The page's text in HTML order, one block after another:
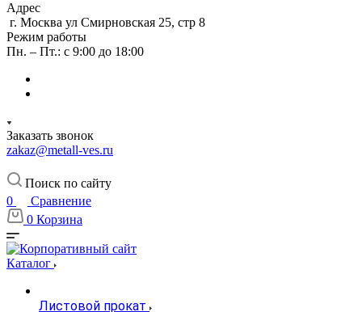
Адрес
г. Москва ул Смирновская 25, стр 8
Режим работы
Пн. – Пт.: с 9:00 до 18:00
Заказать звонок
zakaz@metall-ves.ru
Поиск по сайту
0
Сравнение
0 Корзина
Каталог
Листовой прокат